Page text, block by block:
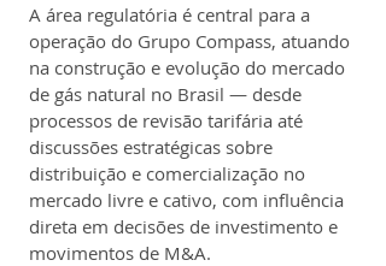
A área regulatória é central para a
operação do Grupo Compass, atuando
na construção e evolução do mercado
de gás natural no Brasil — desde
processos de revisão tarifária até
discussões estratégicas sobre
distribuição e comercialização no
mercado livre e cativo, com influência
direta em decisões de investimento e
movimentos de M&A.